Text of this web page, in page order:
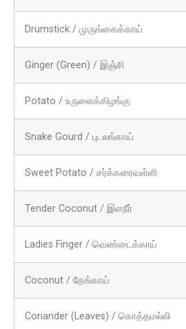
Drumstick / முருங்கைக்காய்
Ginger (Green) / இஞ்சி
Potato / உருளைக்கிழங்கு
Snake Gourd / புடலங்காய்
Sweet Potato / சர்க்கரைவள்ளி
Tender Coconut / இளநீர்
Ladies Finger / வெண்டைக்காய்
Coconut / தேங்காய்
Coriander (Leaves) / கொத்தமல்லி